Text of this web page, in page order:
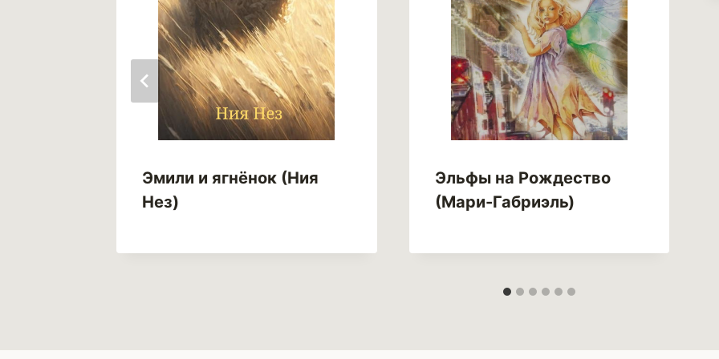
Эмили и ягнёнок (Ния
Нез)
Эльфы на Рождество
(Мари-Габриэль)